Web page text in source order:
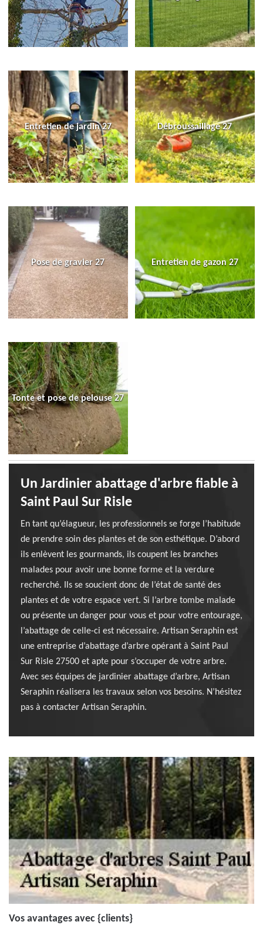
Entretien de jardin 27 Débroussaillage 27
Pose de gravier 27 Entretien de gazon 27
Tonte et pose de pelouse 27
Un Jardinier abattage d'arbre fiable à
Saint Paul Sur Risle
En tant qu’élagueur, les professionnels se forge l’habitude
de prendre soin des plantes et de son esthétique. D’abord
ils enlèvent les gourmands, ils coupent les branches
malades pour avoir une bonne forme et la verdure
recherché. Ils se soucient donc de l’état de santé des
plantes et de votre espace vert. Si l’arbre tombe malade
ou présente un danger pour vous et pour votre entourage,
l’abattage de celle-ci est nécessaire. Artisan Seraphin est
une entreprise d’abattage d’arbre opérant à Saint Paul
Sur Risle 27500 et apte pour s’occuper de votre arbre.
Avec ses équipes de jardinier abattage d’arbre, Artisan
Seraphin réalisera les travaux selon vos besoins. N’hésitez
pas à contacter Artisan Seraphin.
Vos avantages avec {clients}